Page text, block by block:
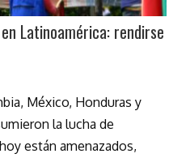
Latinoamérica: rendirse
México, Honduras y
la lucha de
están amenazados,